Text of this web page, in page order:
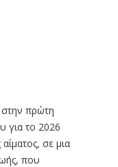
πρώτη
για το 2026
σε μια
που